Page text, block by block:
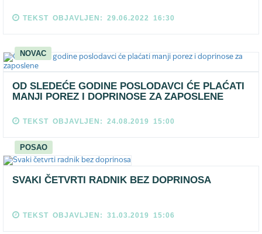
TEKST OBJAVLJEN: 29.06.2022 16:30
NOVAC
OD SLEDEĆE GODINE POSLODAVCI ĆE PLAĆATI
MANJI POREZ I DOPRINOSE ZA ZAPOSLENE
TEKST OBJAVLJEN: 24.08.2019 15:00
POSAO
SVAKI ČETVRTI RADNIK BEZ DOPRINOSA
TEKST OBJAVLJEN: 31.03.2019 15:06